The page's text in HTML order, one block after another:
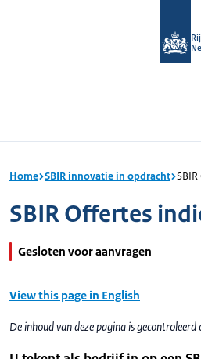
Home SBIR innovatie in opdracht
SBIR Offertes
Gesloten voor aanvragen
View this page in English
De inhoud van deze pagina is